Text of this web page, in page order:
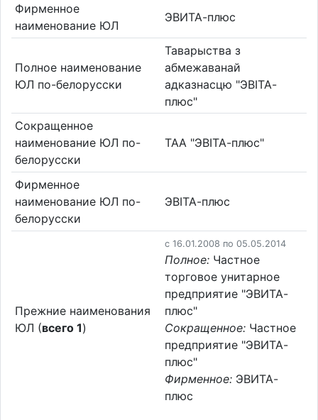
Фирменное
наименование ЮЛ
ЭВИТА-плюс
Полное наименование
ЮЛ по-белорусски
Таварыства з
абмежаванай
адказнасцю "ЭВІТА-
плюс"
Сокращенное
наименование ЮЛ по-
белорусски
ТАА "ЭВІТА-плюс"
Фирменное
наименование ЮЛ по-
белорусски
ЭВІТА-плюс
Прежние наименования
ЮЛ (всего 1)
c 16.01.2008 по 05.05.2014
Полное: Частное
торговое унитарное
предприятие "ЭВИТА-
плюс"
Сокращенное: Частное
предприятие "ЭВИТА-
плюс"
Фирменное: ЭВИТА-
плюс